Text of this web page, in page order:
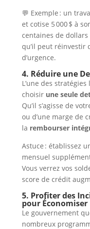
💬 Exemple : un
et cotise 5 000 $ à
centaines de
qu’il peut réinvestir
d’urgence.
4. Réduire une
L’une des
choisir une seule
Qu’il s’agisse de
ou d’une marge de
la rembourser
Astuce : établissez
mensuel
Vous verrez vos
score de crédit
5. Profiter des
pour Économiser
Le gouvernement
nombreux